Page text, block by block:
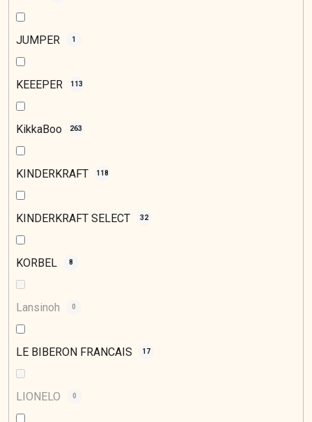
JUMPER 1
KEEEPER 113
KikkaBoo 263
KINDERKRAFT 118
KINDERKRAFT SELECT 32
KORBEL 8
Lansinoh 0
LE BIBERON FRANCAIS 17
LIONELO 0